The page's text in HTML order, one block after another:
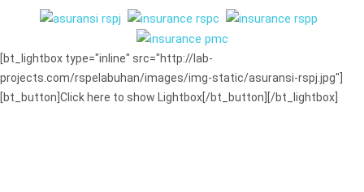
[bt_lightbox type="inline" src="http://lab-
projects.com/rspelabuhan/images/img-static/asuransi-rspj.jpg"]
[bt_button]Click here to show Lightbox[/bt_button][/bt_lightbox]